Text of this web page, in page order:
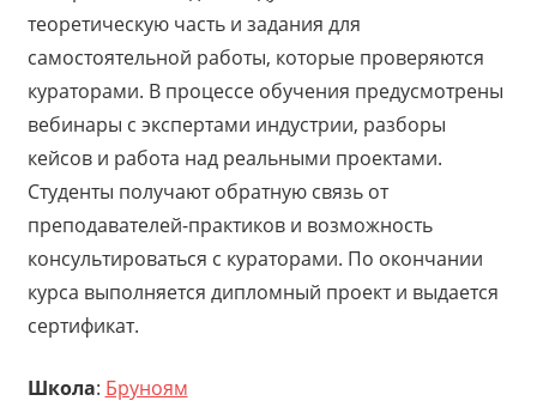
теоретическую часть и задания для
самостоятельной работы, которые проверяются
кураторами. В процессе обучения предусмотрены
вебинары с экспертами индустрии, разборы
кейсов и работа над реальными проектами.
Студенты получают обратную связь от
преподавателей-практиков и возможность
консультироваться с кураторами. По окончании
курса выполняется дипломный проект и выдается
сертификат.
Школа: Бруноям